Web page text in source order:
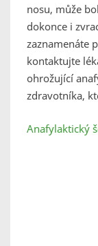
nosu, může
dokonce i
zaznamenáte
kontaktujte
ohrožující
zdravotníka,
Anafylaktický